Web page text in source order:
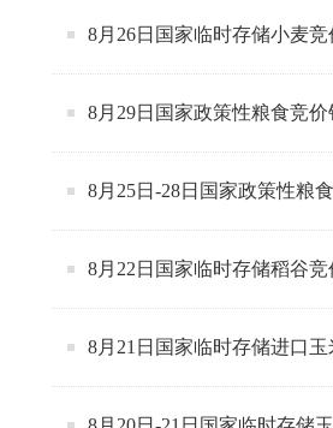
8月26日国家临时存储小麦
8月29日国家政策性粮食竞
8月25日-28日国家政策性粮
8月22日国家临时存储稻谷
8月21日国家临时存储进口